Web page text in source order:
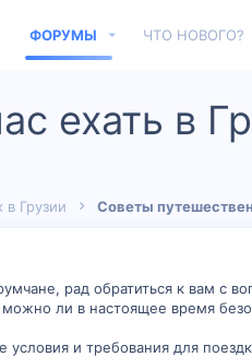
ФОРУМЫ ЧТО НОВОГО?
ехать в
Грузии Советы
рад обратиться к вам с
можно ли в настоящее время
условия и требования для